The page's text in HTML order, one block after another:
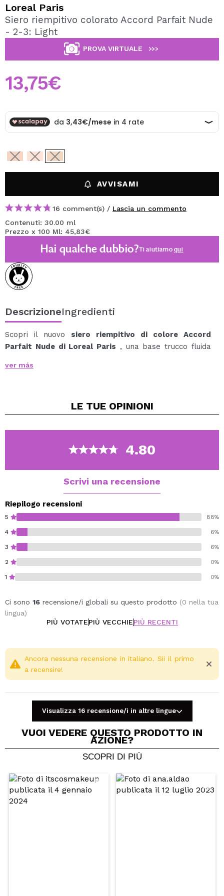
Creando un account su Maquibeauty.it potrai fare i tuoi
acquisti velocemente, controllare lo stato dei tuoi ordini e
consultare le tue operazioni precedenti.
Loreal Paris
Siero riempitivo colorato Accord Parfait Nude
- 2-3: Light
PROVA VIRTUALE >>>
13,75€
AVVISAMI
16 comment(s) / Lascia un commento
Contenuti: 30.00 ml
Prezzo x 100 Ml: 45,83€
Hai qualche dubbio?Ti aiutiamoqui
DescrizioneIngredienti
Scopri il nuovo siero riempitivo di colore Accord
Parfait Nude di Loreal Paris , una base trucco fluida
Grazie alla sua doppia azione, si prende cura della
levigata.
Con questo prodotto otterrete un finish naturale e
luminoso, grazie alla texture leggera e alla
Adatto a tutti i tipi di pelle, anche a quelle sensibili.
Disponibile in una vasta gamma di tonalità.
Cruelty free.
ver más
LE TUE OPINIONI
4.80
Scrivi una recensione
Riepilogo recensioni
5 88%
4 6%
3 6%
2 0%
1 0%
Ci sono 16 recensione/i globali su questo prodotto (0 nella tua
lingua)
PIÙ VOTATEPIÙ VECCHIEPIÙ RECENTI
Condividi un video o una foto
Il tuo video potrebbe essere il primo. Immaginalo...
Ancora nessuna recensione in italiano. Sii il primo
a recensire!
Visualizza 16 recensione/i in altre lingue
VUOI VEDERE QUESTO PRODOTTO IN
AZIONE?
SCOPRI DI PIÙ